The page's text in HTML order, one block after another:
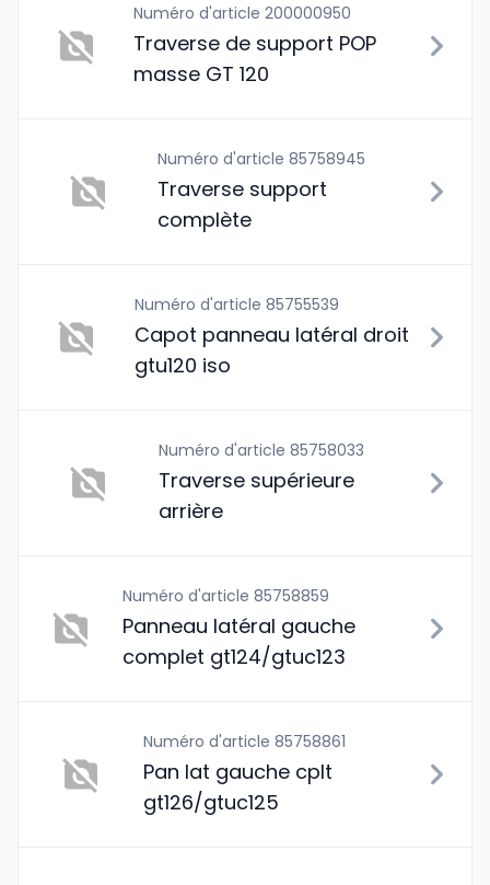
Numéro d'article 200000950
Traverse de support POP
masse GT 120
Numéro d'article 85758945
Traverse support
complète
Numéro d'article 85755539
Capot panneau latéral droit
gtu120 iso
Numéro d'article 85758033
Traverse supérieure
arrière
Numéro d'article 85758859
Panneau latéral gauche
complet gt124/gtuc123
Numéro d'article 85758861
Pan lat gauche cplt
gt126/gtuc125